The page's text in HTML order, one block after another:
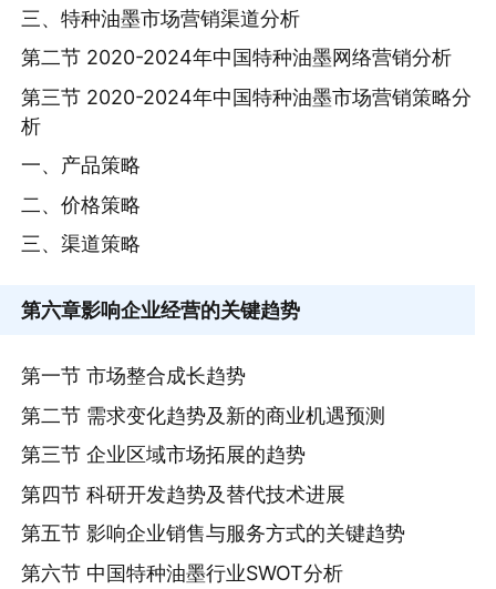
三、特种油墨市场营销渠道分析
第二节 2020-2024年中国特种油墨网络营销分析
第三节 2020-2024年中国特种油墨市场营销策略分
析
一、产品策略
二、价格策略
三、渠道策略
第六章影响企业经营的关键趋势
第一节 市场整合成长趋势
第二节 需求变化趋势及新的商业机遇预测
第三节 企业区域市场拓展的趋势
第四节 科研开发趋势及替代技术进展
第五节 影响企业销售与服务方式的关键趋势
第六节 中国特种油墨行业SWOT分析